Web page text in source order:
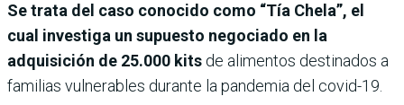
Se trata del caso conocido como “Tía Chela”, el
cual investiga un supuesto negociado en la
adquisición de 25.000 kits de alimentos destinados a
familias vulnerables durante la pandemia del covid-19.